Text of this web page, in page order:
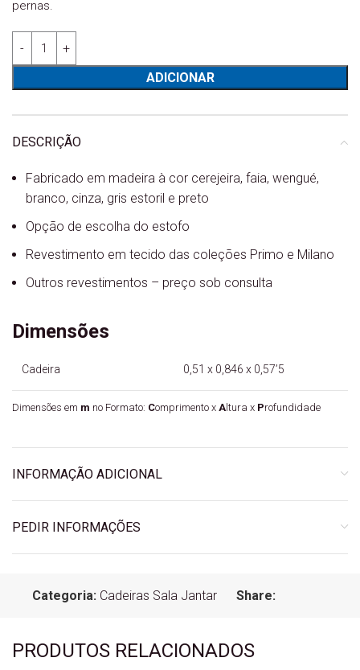
pernas.
Quantidade de Cadeira Sala JL Pérola
ADICIONAR
DESCRIÇÃO
Fabricado em madeira à cor cerejeira, faia, wengué,
branco, cinza, gris estoril e preto
Opção de escolha do estofo
Revestimento em tecido das coleções Primo e Milano
Outros revestimentos – preço sob consulta
Dimensões
Cadeira 0,51 x 0,846 x 0,57’5
Dimensões em m no Formato: Comprimento x Altura x Profundidade
INFORMAÇÃO ADICIONAL
PEDIR INFORMAÇÕES
Categoria: Cadeiras Sala Jantar Share:
PRODUTOS RELACIONADOS